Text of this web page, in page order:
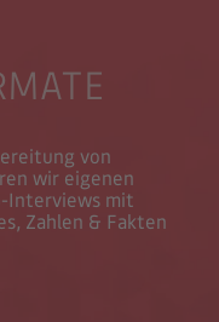
von
wir eigenen
Interviews mit
Zahlen & Fakten